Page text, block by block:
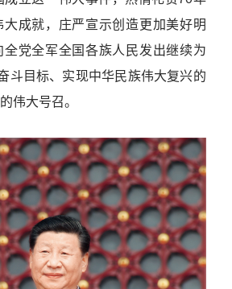
成就，庄严宣示创造更加美好明
全党全军全国各族人民发出继续为
斗目标、实现中华民族伟大复兴的
伟大号召。